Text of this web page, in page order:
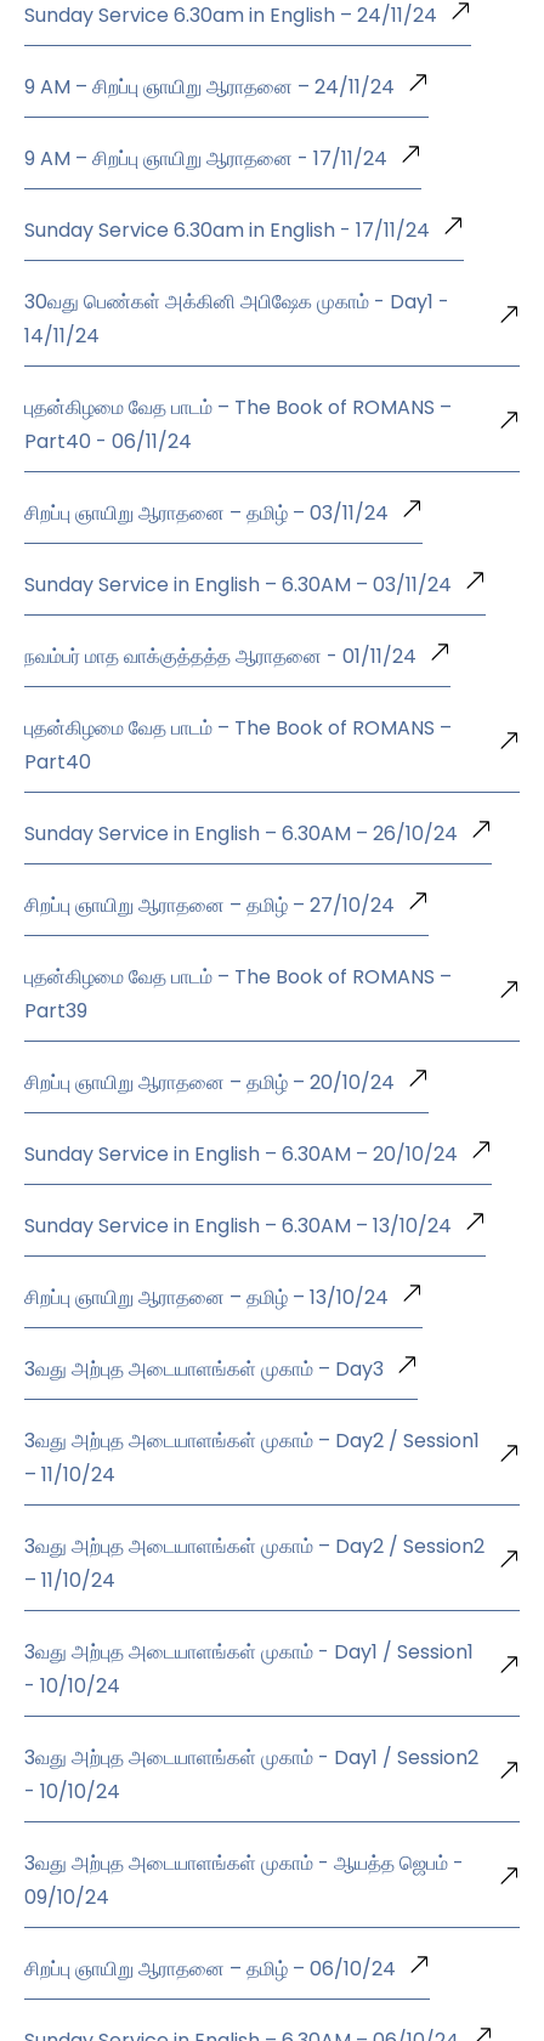
Sunday Service 6.30am in English – 24/11/24
9 AM – சிறப்பு ஞாயிறு ஆராதனை – 24/11/24
9 AM – சிறப்பு ஞாயிறு ஆராதனை - 17/11/24
Sunday Service 6.30am in English - 17/11/24
30வது பெண்கள் அக்கினி அபிஷேக முகாம் - Day1 -
14/11/24
புதன்கிழமை வேத பாடம் – The Book of ROMANS –
Part40 - 06/11/24
சிறப்பு ஞாயிறு ஆராதனை – தமிழ் – 03/11/24
Sunday Service in English – 6.30AM – 03/11/24
நவம்பர் மாத வாக்குத்தத்த ஆராதனை - 01/11/24
புதன்கிழமை வேத பாடம் – The Book of ROMANS –
Part40
Sunday Service in English – 6.30AM – 26/10/24
சிறப்பு ஞாயிறு ஆராதனை – தமிழ் – 27/10/24
புதன்கிழமை வேத பாடம் – The Book of ROMANS –
Part39
சிறப்பு ஞாயிறு ஆராதனை – தமிழ் – 20/10/24
Sunday Service in English – 6.30AM – 20/10/24
Sunday Service in English – 6.30AM – 13/10/24
சிறப்பு ஞாயிறு ஆராதனை – தமிழ் – 13/10/24
3வது அற்புத அடையாளங்கள் முகாம் – Day3
3வது அற்புத அடையாளங்கள் முகாம் – Day2 / Session1
– 11/10/24
3வது அற்புத அடையாளங்கள் முகாம் – Day2 / Session2
– 11/10/24
3வது அற்புத அடையாளங்கள் முகாம் - Day1 / Session1
- 10/10/24
3வது அற்புத அடையாளங்கள் முகாம் - Day1 / Session2
- 10/10/24
3வது அற்புத அடையாளங்கள் முகாம் - ஆயத்த ஜெபம் -
09/10/24
சிறப்பு ஞாயிறு ஆராதனை – தமிழ் – 06/10/24